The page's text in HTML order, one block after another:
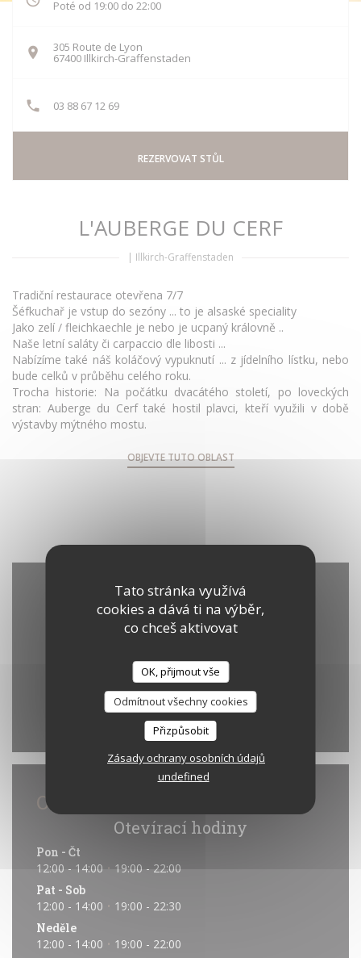
Tato stránka využívá
cookies a dává ti na výběr,
co chceš aktivovat
OK, přijmout vše
Odmítnout všechny cookies
Přizpůsobit
Zásady ochrany osobních údajů
undefined
Poté od 19:00 do 22:00
305 Route de Lyon
67400 Illkirch-Graffenstaden
03 88 67 12 69
REZERVOVAT STŮL
L'AUBERGE DU CERF
| Illkirch-Graffenstaden
Tradiční restaurace otevřena 7/7
Šéfkuchař je vstup do sezóny ... to je alsaské speciality
Jako zelí / fleichkaechle je nebo je ucpaný královně ..
Naše letní saláty či carpaccio dle libosti ...
Nabízíme také náš koláčový vypuknutí ... z jídelního lístku, nebo
bude celků v průběhu celého roku.
Trocha historie: Na počátku dvacátého století, po loveckých
stran: Auberge du Cerf také hostil plavci, kteří využili v době
výstavby mýtného mostu.
OBJEVTE TUTO OBLAST
Waze Map je vypnutý. Povolit
Obecné informace
Otevírací hodiny
Pon - Čt
12:00 - 14:00 • 19:00 - 22:00
Pat - Sob
12:00 - 14:00 • 19:00 - 22:30
Neděle
12:00 - 14:00 • 19:00 - 22:00